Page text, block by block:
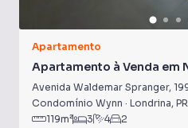
Apartamento
Apartamento à Venda em
Avenida Waldemar Spranger,
Condomínio Wynn · Londrina, PR
119m² 3 4 2